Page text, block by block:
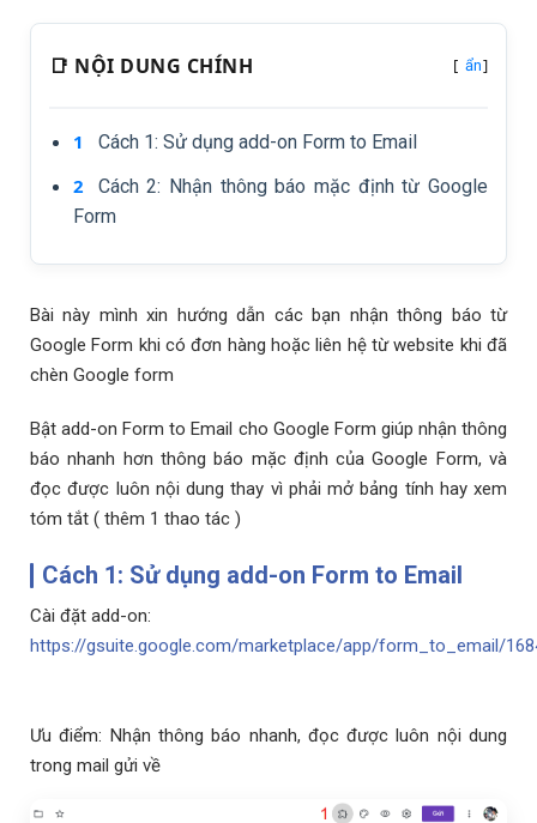
📑 NỘI DUNG CHÍNH [ ẩn]
Cách 1: Sử dụng add-on Form to Email
Cách 2: Nhận thông báo mặc định từ Google
Form
Bài này mình xin hướng dẫn các bạn nhận thông báo từ
Google Form khi có đơn hàng hoặc liên hệ từ website khi đã
chèn Google form
Bật add-on Form to Email cho Google Form giúp nhận thông
báo nhanh hơn thông báo mặc định của Google Form, và
đọc được luôn nội dung thay vì phải mở bảng tính hay xem
tóm tắt ( thêm 1 thao tác )
Cách 1: Sử dụng add-on Form to Email
Cài đặt add-on:
https://gsuite.google.com/marketplace/app/form_to_email/
Ưu điểm: Nhận thông báo nhanh, đọc được luôn nội dung
trong mail gửi về